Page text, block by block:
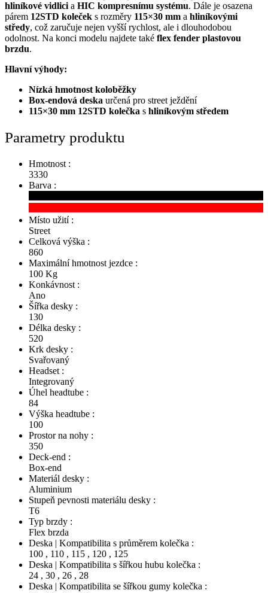
hliníkové vidlici a HIC kompresnímu systému. Dále je osazena
párem 12STD koleček s rozměry 115×30 mm a hliníkovými
středy, což zaručuje nejen vyšší rychlost, ale i dlouhodobou
odolnost. Na konci modelu najdete také flex fender plastovou
brzdu.
Hlavní výhody:
Nízká hmotnost koloběžky
Box-endová deska určená pro street ježdění
115×30 mm 12STD kolečka s hliníkovým středem
Parametry produktu
Hmotnost :
3330
Barva :
Místo užití :
Street
Celková výška :
860
Maximální hmotnost jezdce :
100 Kg
Konkávnost :
Ano
Šířka desky :
130
Délka desky :
520
Krk desky :
Svařovaný
Headset :
Integrovaný
Úhel headtube :
84
Výška headtube :
100
Prostor na nohy :
350
Deck-end :
Box-end
Materiál desky :
Aluminium
Stupeň pevnosti materiálu desky :
T6
Typ brzdy :
Flex brzda
Deska | Kompatibilita s průměrem kolečka :
100 , 110 , 115 , 120 , 125
Deska | Kompatibilita s šířkou hubu kolečka :
24 , 30 , 26 , 28
Deska | Kompatibilita se šířkou gumy kolečka :